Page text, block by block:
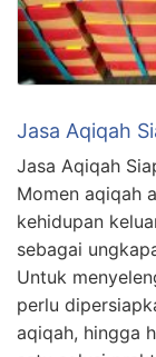
Jasa Aqiqah
Jasa Aqiqah
Momen aqiqah
kehidupan
sebagai
Untuk
perlu
aqiqah, hingga